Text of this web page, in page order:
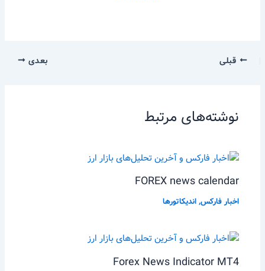
قبلی بعدی
نوشته‌های مرتبط
FOREX news calendar
اخبار فارکس,اندیکاتورها
Forex News Indicator MT4